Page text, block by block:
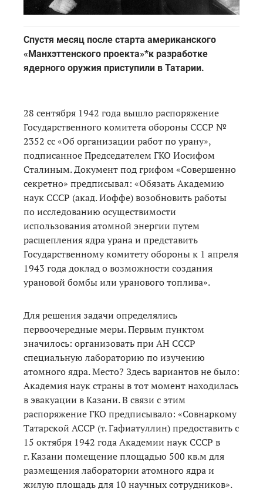
Спустя месяц после старта американского
«Манхэттенского проекта»*к разработке
ядерного оружия приступили в Татарии.
28 сентября 1942 года вышло распоряжение
Государственного комитета обороны СССР №
2352 сс «Об организации работ по урану»,
подписанное Председателем ГКО Иосифом
Сталиным. Документ под грифом «Совершенно
секретно» предписывал: «Обязать Академию
наук СССР (акад. Иоффе) возобновить работы
по исследованию осуществимости
использования атомной энергии путем
расщепления ядра урана и представить
Государственному комитету обороны к 1 апреля
1943 года доклад о возможности создания
урановой бомбы или уранового топлива».
Для решения задачи определялись
первоочередные меры. Первым пунктом
значилось: организовать при АН СССР
специальную лабораторию по изучению
атомного ядра. Место? Здесь вариантов не было:
Академия наук страны в тот момент находилась
в эвакуации в Казани. В связи с этим
распоряжение ГКО предписывало: «Совнаркому
Татарской АССР (т. Гафиатуллин) предоставить с
15 октября 1942 года Академии наук СССР в
г. Казани помещение площадью 500 кв.м для
размещения лаборатории атомного ядра и
жилую площадь для 10 научных сотрудников».